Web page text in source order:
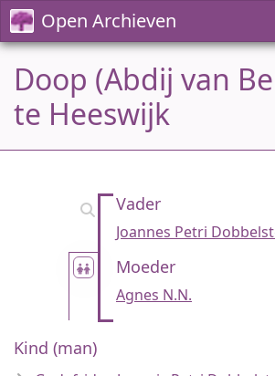
Open Archieven
Doop (Abdij van
te Heeswijk
Vader
Joannes Petri
Moeder
Agnes N.N.
Kind (man)